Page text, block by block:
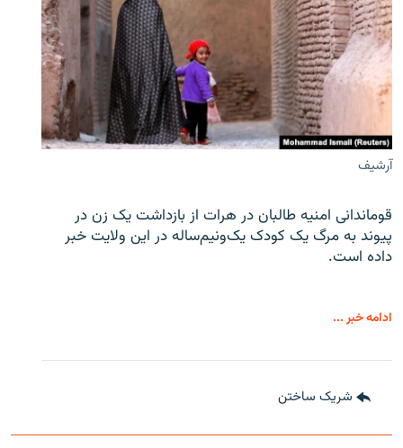
آرشیف
قوماندانی امنیه طالبان در هرات از بازداشت یک زن در
پیوند به مرگ یک کودک یک‌ونیم‌ساله در این ولایت خبر
داده است.
ادامه خبر ...
شریک ساختن